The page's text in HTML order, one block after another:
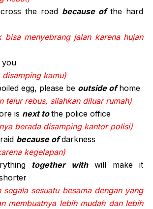
the road because ofthe hard
bisa menyebrang jalan karena hujan
you
disamping kamu)
egg, please be outside ofhome
telur rebus, silahkan diluar rumah)
is next tothe police office
berada disamping kantor polisi)
because ofdarkness
kegelapan)
together withwill make it
segala sesuatu besama dengan yang
membuatnya lebih mudah dan lebih